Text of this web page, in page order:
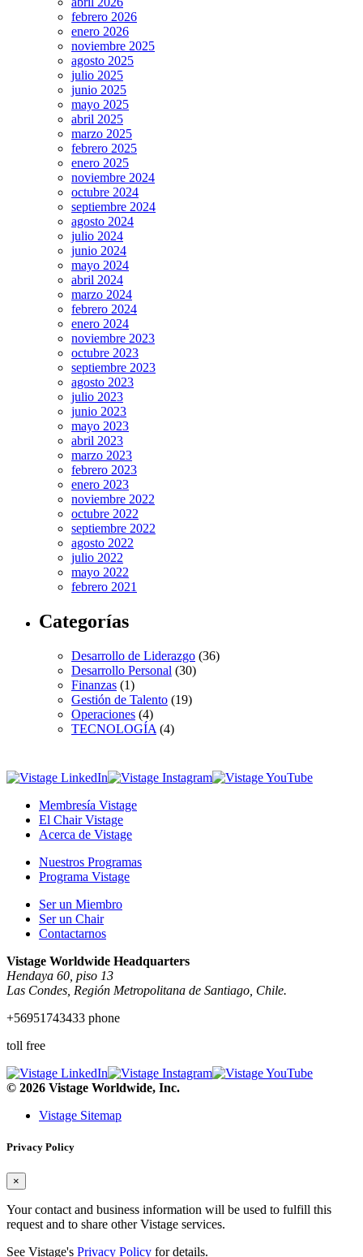
febrero 2026
enero 2026
noviembre 2025
agosto 2025
julio 2025
junio 2025
mayo 2025
abril 2025
marzo 2025
febrero 2025
enero 2025
noviembre 2024
octubre 2024
septiembre 2024
agosto 2024
julio 2024
junio 2024
mayo 2024
abril 2024
marzo 2024
febrero 2024
enero 2024
noviembre 2023
octubre 2023
septiembre 2023
agosto 2023
julio 2023
junio 2023
mayo 2023
abril 2023
marzo 2023
febrero 2023
enero 2023
noviembre 2022
octubre 2022
septiembre 2022
agosto 2022
julio 2022
mayo 2022
febrero 2021
Categorías
Desarrollo de Liderazgo (36)
Desarrollo Personal (30)
Finanzas (1)
Gestión de Talento (19)
Operaciones (4)
TECNOLOGÍA (4)
Membresía Vistage
El Chair Vistage
Acerca de Vistage
Nuestros Programas
Programa Vistage
Ser un Miembro
Ser un Chair
Contactarnos
Vistage Worldwide Headquarters
Hendaya 60, piso 13
Las Condes, Región Metropolitana de Santiago, Chile.
+56951743433 phone
toll free
© 2026 Vistage Worldwide, Inc.
Vistage Sitemap
Privacy Policy
×
Your contact and business information will be used to fulfill this
request and to share other Vistage services.
See Vistage's Privacy Policy for details.